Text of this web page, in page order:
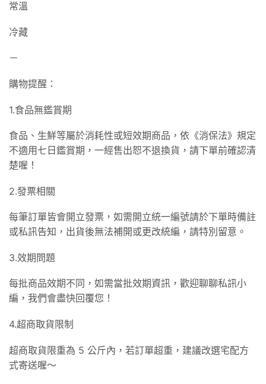
常溫
冷藏
－
購物提醒：
1.食品無鑑賞期
食品、生鮮等屬於消耗性或短效期商品，依《消保法》規定
不適用七日鑑賞期，一經售出恕不退換貨，請下單前確認清
楚喔！
2.發票相關
每筆訂單皆會開立發票，如需開立統一編號請於下單時備註
或私訊告知，出貨後無法補開或更改統編，請特別留意。
3.效期問題
每批商品效期不同，如需當批效期資訊，歡迎聊聊私訊小
編，我們會盡快回覆您！
4.超商取貨限制
超商取貨限重為 5 公斤內，若訂單超重，建議改選宅配方
式寄送喔～